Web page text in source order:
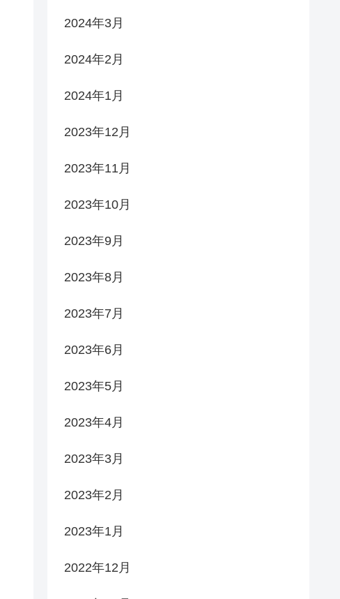
2024年3月
2024年2月
2024年1月
2023年12月
2023年11月
2023年10月
2023年9月
2023年8月
2023年7月
2023年6月
2023年5月
2023年4月
2023年3月
2023年2月
2023年1月
2022年12月